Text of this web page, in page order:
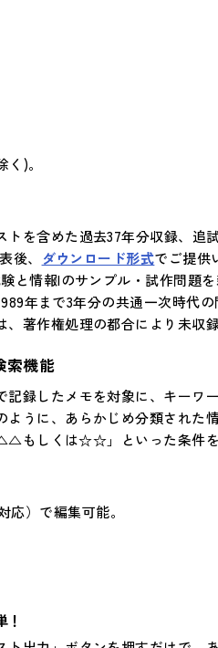
)。
を含めた過去37年分収録、追
後、
ダウンロード形式でご提供
と情報Iのサンプル・試作問題を
年まで3年分の共通一次時代の
著作権処理の都合により未収
索機能
録したメモを対象に、キーワ
うに、あらかじめ分類された
しくは☆☆」といった条件を
）で編集可能。